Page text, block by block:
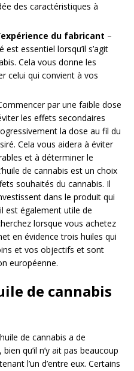
des caractéristiques à
du fabricant –
est essentiel lorsqu’il s’agit
Cela vous donne les
celui qui convient à vos
par une faible dose
les effets secondaires
la dose au fil du
Cela vous aidera à éviter
et à déterminer le
de cannabis est un choix
souhaités du cannabis. Il
dans le produit qui
est également utile de
lorsque vous achetez
en évidence trois huiles qui
et vos objectifs et sont
européenne.
de cannabis
de cannabis a de
qu’il n’y ait pas beaucoup
l’un d’entre eux. Certains